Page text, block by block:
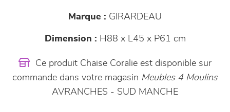
Marque : GIRARDEAU
Dimension : H88 x L45 x P61 cm
Ce produit Chaise Coralie est disponible sur
commande dans votre magasin Meubles 4 Moulins
AVRANCHES - SUD MANCHE